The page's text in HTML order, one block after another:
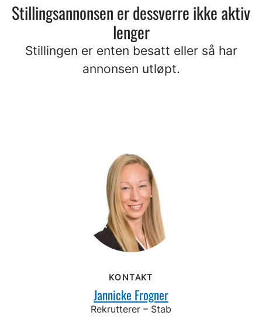
Stillingsannonsen er dessverre ikke aktiv
lenger
Stillingen er enten besatt eller så har
annonsen utløpt.
KONTAKT
Jannicke Frogner
Rekrutterer – Stab